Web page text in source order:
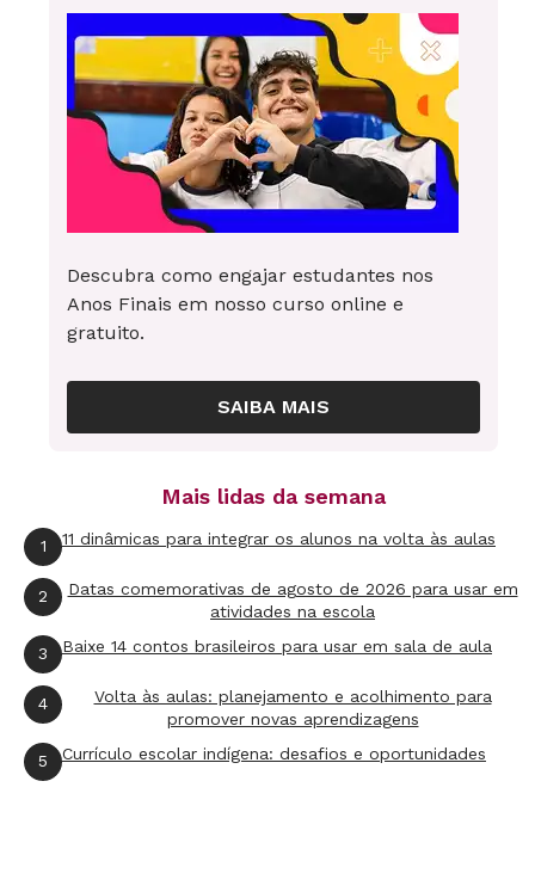
Descubra como engajar estudantes nos
Anos Finais em nosso curso online e
gratuito.
SAIBA MAIS
Mais lidas da semana
1 11 dinâmicas para integrar os alunos na volta às aulas
2
Datas comemorativas de agosto de 2026 para usar em
atividades na escola
3 Baixe 14 contos brasileiros para usar em sala de aula
4
Volta às aulas: planejamento e acolhimento para
promover novas aprendizagens
5 Currículo escolar indígena: desafios e oportunidades